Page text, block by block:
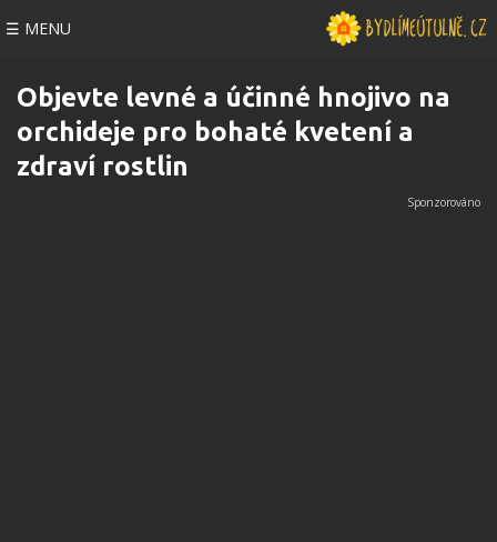
☰ MENU
Objevte levné a účinné hnojivo na
orchideje pro bohaté kvetení a
zdraví rostlin